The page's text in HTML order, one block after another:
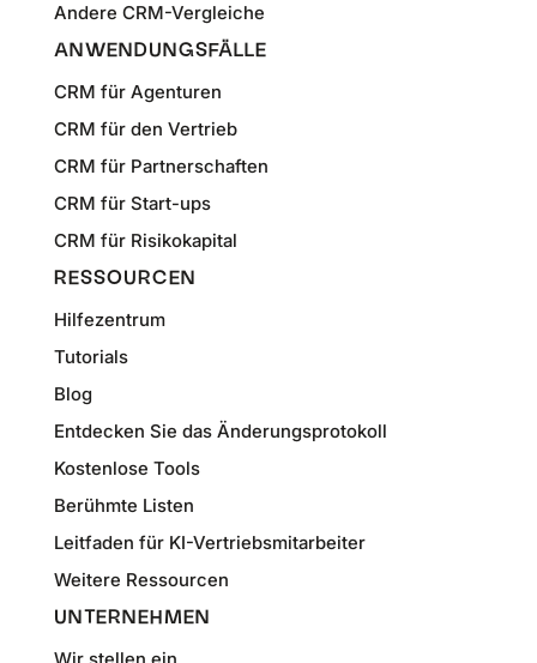
Andere CRM-Vergleiche
ANWENDUNGSFÄLLE
CRM für Agenturen
CRM für den Vertrieb
CRM für Partnerschaften
CRM für Start-ups
CRM für Risikokapital
RESSOURCEN
Hilfezentrum
Tutorials
Blog
Entdecken Sie das Änderungsprotokoll
Kostenlose Tools
Berühmte Listen
Leitfaden für KI-Vertriebsmitarbeiter
Weitere Ressourcen
UNTERNEHMEN